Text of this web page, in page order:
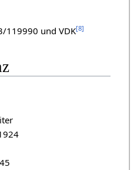
119990 und VDK[8]